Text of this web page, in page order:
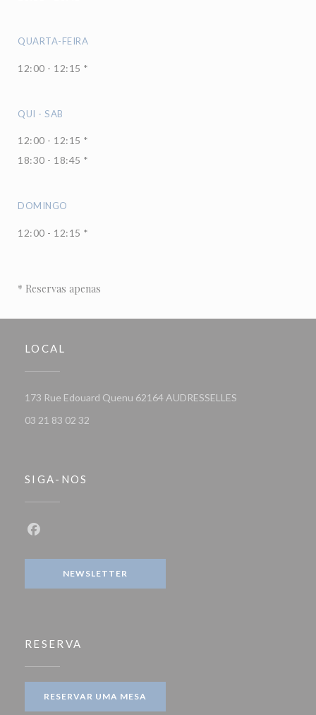
QUARTA-FEIRA
12:00 - 12:15 *
QUI - SAB
12:00 - 12:15 *
18:30 - 18:45 *
DOMINGO
12:00 - 12:15 *
* Reservas apenas
LOCAL
173 Rue Edouard Quenu 62164 AUDRESSELLES
03 21 83 02 32
SIGA-NOS
NEWSLETTER
RESERVA
RESERVAR UMA MESA